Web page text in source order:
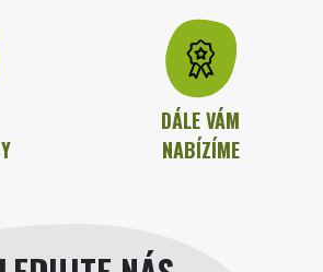
DÁLE VÁM
NABÍZÍME